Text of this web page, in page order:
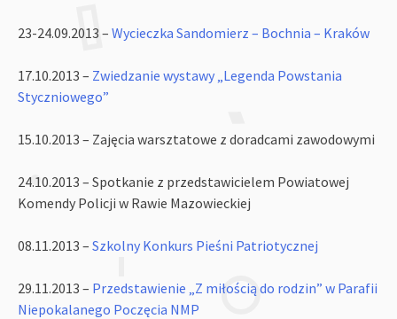
23-24.09.2013 – Wycieczka Sandomierz – Bochnia – Kraków
17.10.2013 – Zwiedzanie wystawy „Legenda Powstania
Styczniowego”
15.10.2013 – Zajęcia warsztatowe z doradcami zawodowymi
24.10.2013 – Spotkanie z przedstawicielem Powiatowej
Komendy Policji w Rawie Mazowieckiej
08.11.2013 – Szkolny Konkurs Pieśni Patriotycznej
29.11.2013 – Przedstawienie „Z miłością do rodzin” w Parafii
Niepokalanego Poczęcia NMP